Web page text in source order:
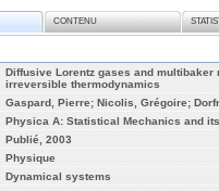
CONTENU
Diffusive Lorentz gases and multibaker
irreversible thermodynamics
Gaspard, Pierre; Nicolis, Grégoire;
Physica A: Statistical Mechanics and
Publié, 2003
Physique
Dynamical systems